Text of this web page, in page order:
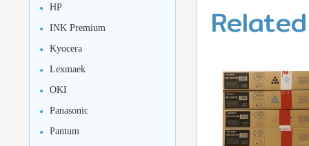
HP
INK Premium
Kyocera
Lexmaek
OKI
Panasonic
Pantum